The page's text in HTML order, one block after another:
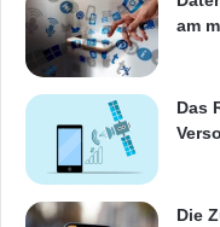
am
Das
Die